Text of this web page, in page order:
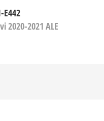
E442
2020-2021 ALE